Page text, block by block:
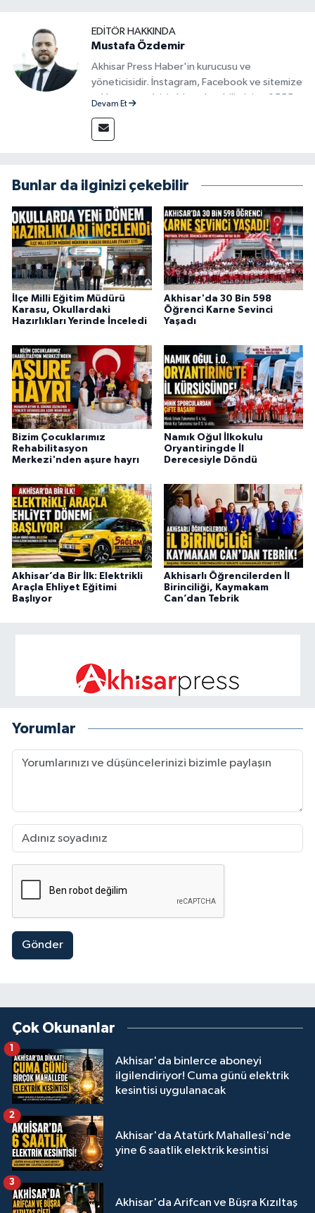
EDITÖR HAKKINDA
Mustafa Özdemir
Akhisar Press Haber'in kurucusu ve
yöneticisidir. İnstagram, Facebook ve sitemize
reklam vermek için bize ulaşabilirsiniz - 0555
Devam Et
Bunlar da ilginizi çekebilir
İlçe Milli Eğitim Müdürü
Karasu, Okullardaki
Hazırlıkları Yerinde İnceledi
Akhisar'da 30 Bin 598
Öğrenci Karne Sevinci
Yaşadı
Bizim Çocuklarımız
Rehabilitasyon
Merkezi'nden aşure hayrı
Namık Oğul İlkokulu
Oryantiringde İl
Derecesiyle Döndü
Akhisar’da Bir İlk: Elektrikli
Araçla Ehliyet Eğitimi
Başlıyor
Akhisarlı Öğrencilerden İl
Birinciliği, Kaymakam
Can’dan Tebrik
Yorumlar
Gönder
Çok Okunanlar
Akhisar'da binlerce aboneyi
ilgilendiriyor! Cuma günü elektrik
kesintisi uygulanacak
1
Akhisar'da Atatürk Mahallesi'nde
yine 6 saatlik elektrik kesintisi
2
Akhisar'da Arifcan ve Büşra Kızıltaş
3